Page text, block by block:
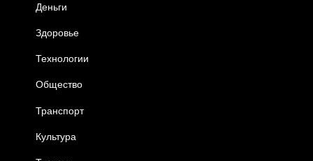
Деньги
Здоровье
Технологии
Общество
Транспорт
Культура